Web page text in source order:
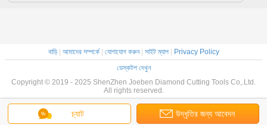
চ্যাট উদ্ধৃতির জন্য আবেদন
বাড়ি| আমাদের সম্পর্কে| যোগাযোগ করুন| সাইট ম্যাপ|
Privacy Policy
ডেস্কটপ দেখুন
Copyright © 2019 - 2025 ShenZhen Joeben Diamond Cutting Tools Co,.Ltd.
All rights reserved.